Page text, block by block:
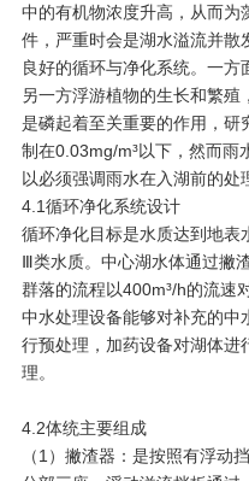
中的有机物浓度升高，从而为
件，严重时会是湖水溢流并散
良好的循环与净化系统。一方
另一方浮游植物的生长和繁
是磷起着至关重要的作用，研
制在0.03mg/m³以下，然而雨
以必须强调雨水在入湖前的处
4.1循环净化系统设计
循环净化目标是水质达到地表
Ⅲ类水质。中心湖水体通过撇
群落的流程以400m³/h的流速
中水处理设备能够对补充的中
行预处理，加药设备对湖体进
理。
4.2体统主要组成
（1）撇渣器：是按照有浮动